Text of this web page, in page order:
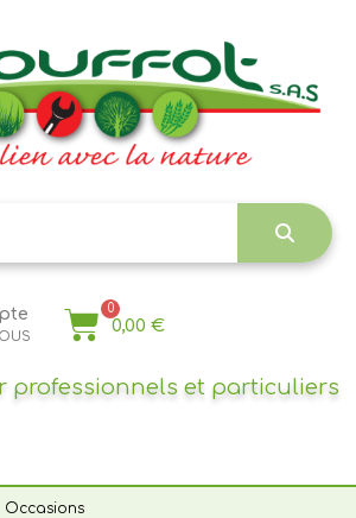
0,00 €
professionnels et particuliers
Occasions